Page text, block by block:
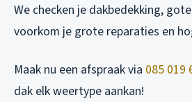
We checken je dakbedekking,
voorkom je grote reparaties en
Maak nu een afspraak via 085 019
dak elk weertype aankan!